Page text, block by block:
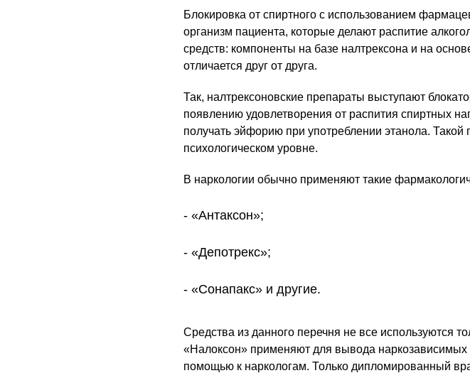
Блокировка от спиртного с использованием
организм пациента, которые делают распитие
средств: компоненты на базе налтрексона и на
отличается друг от друга.
Так, налтрексоновские препараты выступают
появлению удовлетворения от распития спиртных
получать эйфорию при употреблении этанола. Такой
психологическом уровне.
В наркологии обычно применяют такие
«Антаксон»;
«Депотрекс»;
«Сонапакс» и другие.
Средства из данного перечня не все используются
«Налоксон» применяют для вывода
помощью к наркологам. Только дипломированный